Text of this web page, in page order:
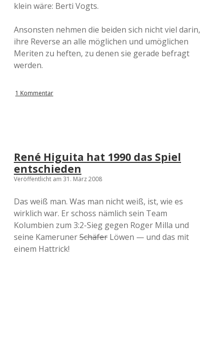
klein wäre: Berti Vogts.
Ansonsten nehmen die beiden sich nicht viel darin,
ihre Reverse an alle möglichen und umöglichen
Meriten zu heften, zu denen sie gerade befragt
werden.
1 Kommentar
René Higuita hat 1990 das Spiel
entschieden
Veröffentlicht am 31. März 2008
Das weiß man. Was man nicht weiß, ist, wie es
wirklich war. Er schoss nämlich sein Team
Kolumbien zum 3:2-Sieg gegen Roger Milla und
seine KamerunerSchäfer Löwen — und das mit
einem Hattrick!